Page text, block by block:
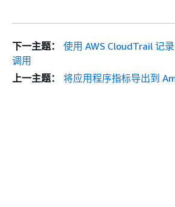
下一主题：
使用 AWS CloudTrail 记
调用
上一主题：
将应用程序指标导出到